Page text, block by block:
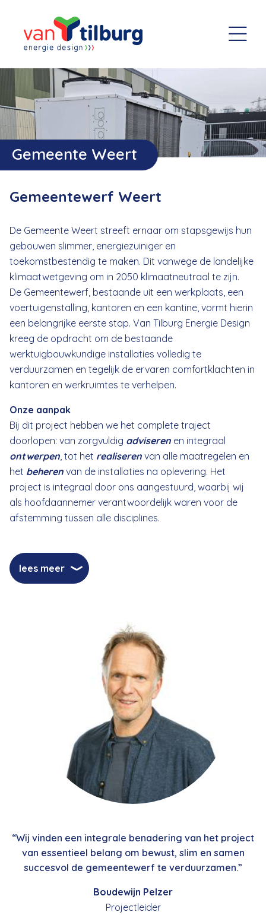
Gemeente Weert
Gemeentewerf Weert
De Gemeente Weert streeft ernaar om stapsgewijs hun
gebouwen slimmer, energiezuiniger en
toekomstbestendig te maken. Dit vanwege de landelijke
klimaatwetgeving om in 2050 klimaatneutraal te zijn.
De Gemeentewerf, bestaande uit een werkplaats, een
voertuigenstalling, kantoren en een kantine, vormt hierin
een belangrijke eerste stap. Van Tilburg Energie Design
kreeg de opdracht om de bestaande
werktuigbouwkundige installaties volledig te
verduurzamen en tegelijk de ervaren comfortklachten in
kantoren en werkruimtes te verhelpen.
Onze aanpak
Bij dit project hebben we het complete traject
doorlopen: van zorgvuldig adviseren en integraal
ontwerpen , tot het realiseren van alle maatregelen en
het beheren van de installaties na oplevering. Het
project is integraal door ons aangestuurd, waarbij wij
als hoofdaannemer verantwoordelijk waren voor de
afstemming tussen alle disciplines.
lees meer
“Wij vinden een integrale benadering van het project
van essentieel belang om bewust, slim en samen
succesvol de gemeentewerf te verduurzamen.”
Boudewijn Pelzer
Projectleider